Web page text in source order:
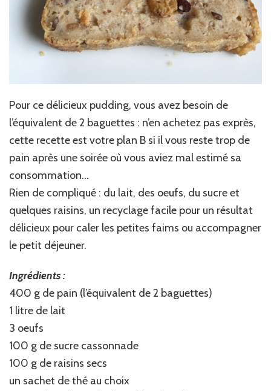
Pour ce délicieux pudding, vous avez besoin de
l’équivalent de 2 baguettes : n’en achetez pas exprès,
cette recette est votre plan B si il vous reste trop de
pain après une soirée où vous aviez mal estimé sa
consommation…
Rien de compliqué : du lait, des oeufs, du sucre et
quelques raisins, un recyclage facile pour un résultat
délicieux pour caler les petites faims ou accompagner
le petit déjeuner.
Ingrédients :
400 g de pain (l’équivalent de 2 baguettes)
1 litre de lait
3 oeufs
100 g de sucre cassonnade
100 g de raisins secs
un sachet de thé au choix